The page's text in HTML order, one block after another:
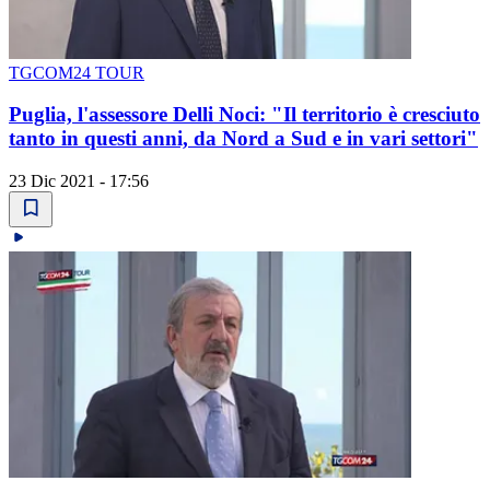
TGCOM24 TOUR
Puglia, l'assessore Delli Noci: "Il territorio è cresciuto
tanto in questi anni, da Nord a Sud e in vari settori"
23 Dic 2021 - 17:56